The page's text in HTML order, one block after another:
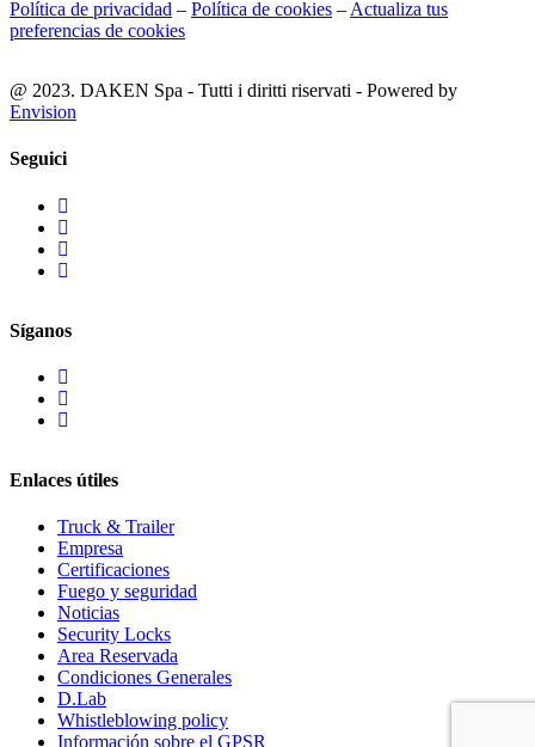
Política de privacidad – Política de cookies – Actualiza tus
preferencias de cookies
@ 2023. DAKEN Spa - Tutti i diritti riservati - Powered by
Envision
Seguici
Síganos
Enlaces útiles
Truck & Trailer
Empresa
Certificaciones
Fuego y seguridad
Noticias
Security Locks
Area Reservada
Condiciones Generales
D.Lab
Whistleblowing policy
Información sobre el GPSR